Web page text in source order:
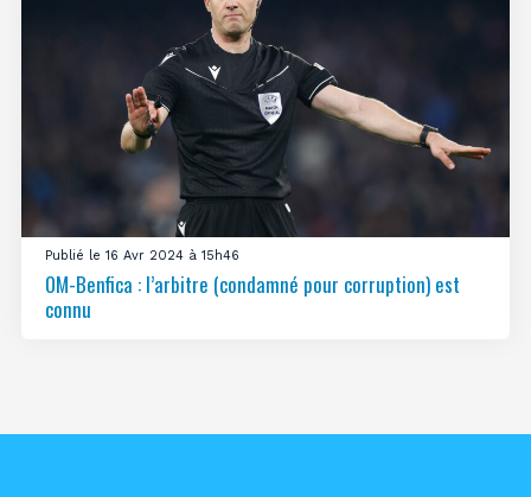
Publié le 16 Avr 2024 à 15h46
OM-Benfica : l’arbitre (condamné pour corruption) est
connu